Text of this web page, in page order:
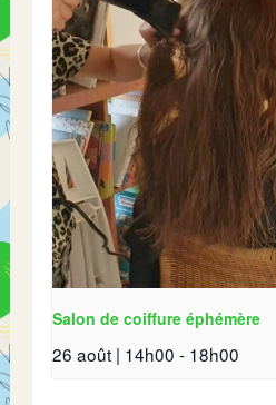
Salon de coiffure éphémère
26 août | 14h00 - 18h00